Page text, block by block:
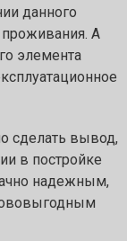
данного
проживания. А
элемента
сделать вывод,
в постройке
надежным,